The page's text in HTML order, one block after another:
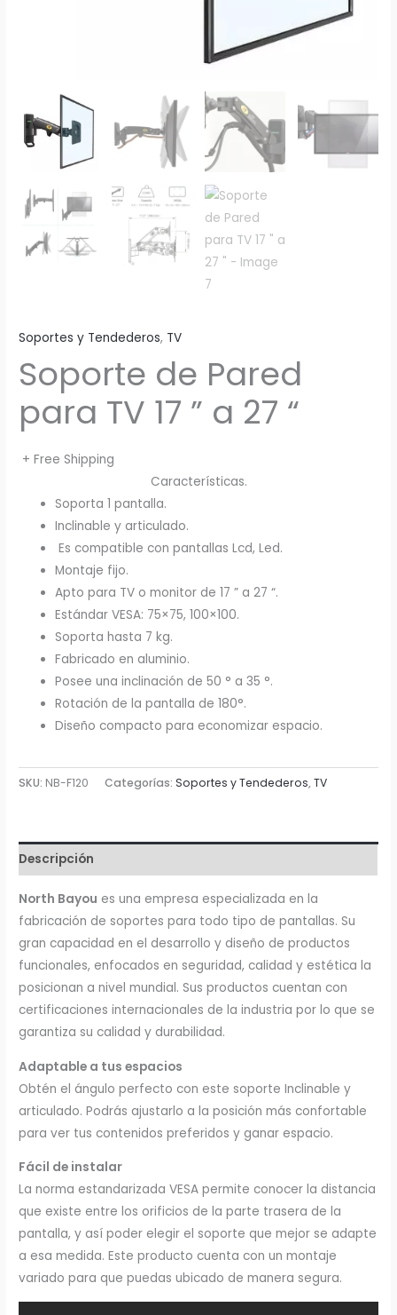
Soportes y Tendederos, TV
Soporte de Pared
para TV 17 ” a 27 “
+ Free Shipping
Características.
Soporta 1 pantalla.
Inclinable y articulado.
Es compatible con pantallas Lcd, Led.
Montaje fijo.
Apto para TV o monitor de 17 ” a 27 “.
Estándar VESA: 75×75, 100×100.
Soporta hasta 7 kg.
Fabricado en aluminio.
Posee una inclinación de 50 ° a 35 °.
Rotación de la pantalla de 180°.
Diseño compacto para economizar espacio.
SKU: NB-F120 Categorías:Soportes y Tendederos,TV
Descripción
North Bayou es una empresa especializada en la
fabricación de soportes para todo tipo de pantallas. Su
gran capacidad en el desarrollo y diseño de productos
funcionales, enfocados en seguridad, calidad y estética la
posicionan a nivel mundial. Sus productos cuentan con
certificaciones internacionales de la industria por lo que se
garantiza su calidad y durabilidad.
Adaptable a tus espacios
Obtén el ángulo perfecto con este soporte Inclinable y
articulado. Podrás ajustarlo a la posición más confortable
para ver tus contenidos preferidos y ganar espacio.
Fácil de instalar
La norma estandarizada VESA permite conocer la distancia
que existe entre los orificios de la parte trasera de la
pantalla, y así poder elegir el soporte que mejor se adapte
a esa medida. Este producto cuenta con un montaje
variado para que puedas ubicado de manera segura.